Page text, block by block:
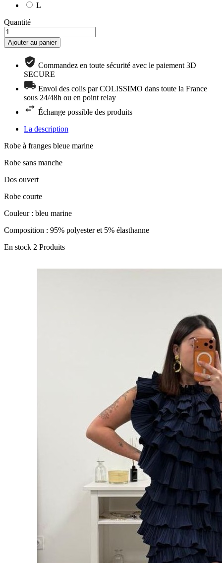
L
Quantité
Ajouter au panier
Commandez en toute sécurité avec le paiement 3D
SECURE
Envoi des colis par COLISSIMO dans toute la France
sous 24/48h ou en point relay
Échange possible des produits
La description
Robe à franges bleue marine
Robe sans manche
Dos ouvert
Robe courte
Couleur : bleu marine
Composition : 95% polyester et 5% élasthanne
En stock 2 Produits